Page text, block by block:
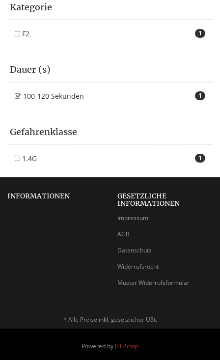
Kategorie
1
F2
Dauer (s)
1
100-120 Sekunden
Gefahrenklasse
1
1.4G
INFORMATIONEN
GESETZLICHE
INFORMATIONEN
Impressum
AGB
Datenschutz
Widerrufsrecht
Muster Widerrufsformular
* Alle Preise inkl. gesetzlicher USt.
Powered by JTL-Shop